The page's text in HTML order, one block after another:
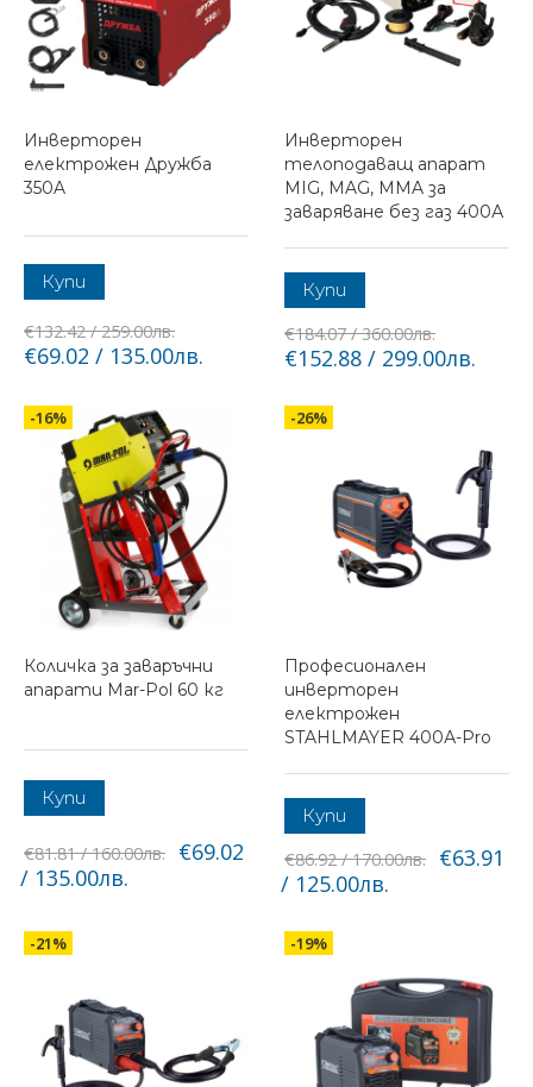
Инверторен
електрожен Дружба
350A
Купи
€132.42 / 259.00лв.
€69.02 / 135.00лв.
Инверторен
телоподаващ апарат
MIG, MAG, MMA за
заваряване без газ 400А
Купи
€184.07 / 360.00лв.
€152.88 / 299.00лв.
Количка за заваръчни
апарати Mar-Pol 60 кг
Купи
€81.81 / 160.00лв.
€69.02
/ 135.00лв.
-16%
Професионален
инверторен
електрожен
STAHLMAYER 400А-Pro
Купи
€86.92 / 170.00лв.
€63.91
/ 125.00лв.
-26%
-21% -19%